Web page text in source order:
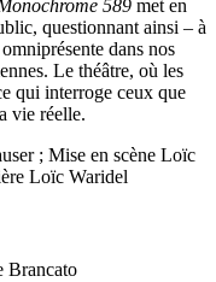
589 met en
questionnant ainsi – à
dans nos
Le théâtre, où les
qui interroge ceux que
vie réelle.
; Mise en scène Loïc
Loïc Waridel
Brancato